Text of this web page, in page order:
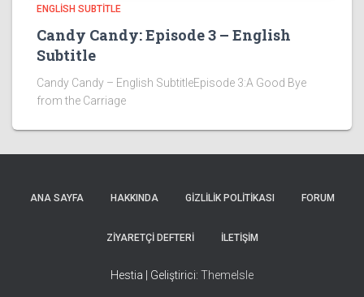
ENGLISH SUBTITLE
Candy Candy: Episode 3 – English
Subtitle
Candy Candy – English SubtitleEpisode 3:A Good Bye
from the Carriage
ANA SAYFA HAKKINDA GIZLILIK POLITIKASI FORUM
ZIYARETÇI DEFTERI İLETIŞIM
Hestia | Geliştirici: ThemeIsle